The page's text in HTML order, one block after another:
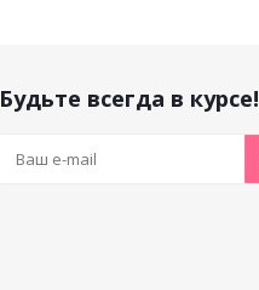
Будьте всегда в курсе!